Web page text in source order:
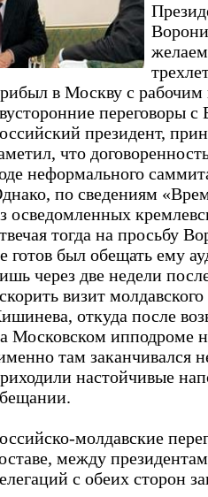
в Москву с рабочим
переговоры
президент,
что
неформального
по сведениям
осведомленных
тогда на просьбу
готов был обещать ему
через две недели
визит
откуда после
Московском ипподроме
там
настойчивые
молдавские
между
с обеих сторон